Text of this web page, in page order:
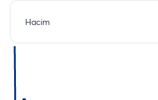
Hacim